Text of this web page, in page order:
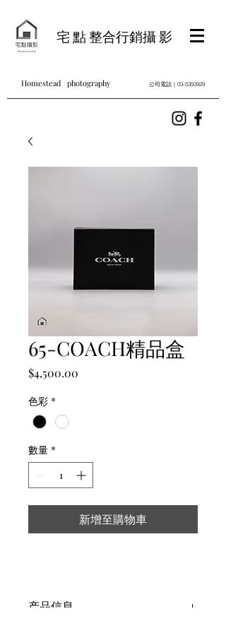
宅 點 整合行銷攝 影
Homestead photography 公司電話｜03-5350929
65-COACH精品盒
$4,500.00
色彩 *
數量 *
新增至購物車
产品信息